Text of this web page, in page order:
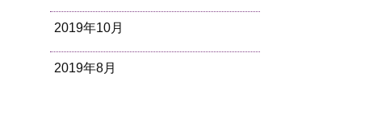
2019年10月
2019年8月